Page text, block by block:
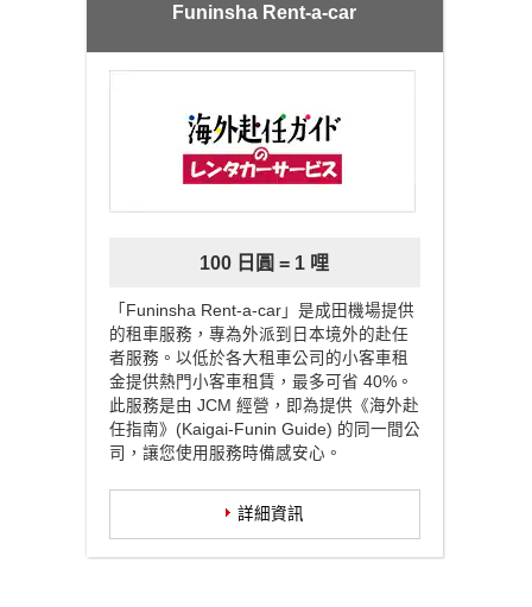
Funinsha Rent-a-car
100 日圓 = 1 哩
「Funinsha Rent-a-car」是成田機場提供
的租車服務，專為外派到日本境外的赴任
者服務。以低於各大租車公司的小客車租
金提供熱門小客車租賃，最多可省 40%。
此服務是由 JCM 經營，即為提供《海外赴
任指南》(Kaigai-Funin Guide) 的同一間公
司，讓您使用服務時備感安心。
詳細資訊